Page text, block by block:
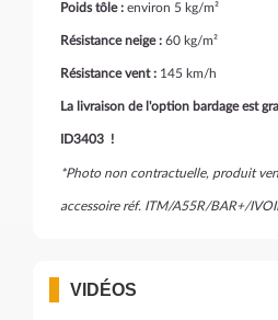
Poids tôle : environ 5 kg/m²
Résistance neige : 60 kg/m²
Résistance vent : 145 km/h
La livraison de l'option bardage est
ID3403 !
*Photo non contractuelle, produit
accessoire réf. ITM/A55R/BAR+/
VIDÉOS